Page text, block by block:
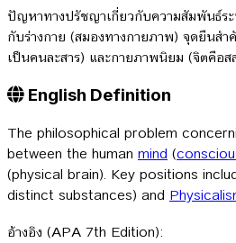
ปัญหาทางปรัชญาเกี่ยวกับความสัมพันธ์ร
กับร่างกาย (สมองทางกายภาพ) จุดยืนส
เป็นคนละสาร) และกายภาพนิยม (จิตคือส
English Definition
The philosophical problem
between the human mind (
(physical brain). Key positions
distinct substances) and
อ้างอิง (APA 7th Edition):